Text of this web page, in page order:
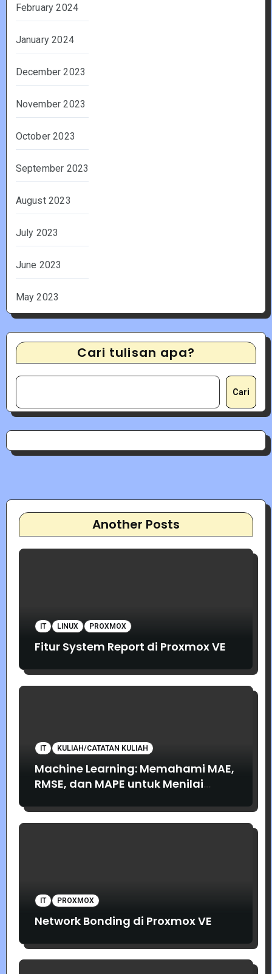
February 2024
January 2024
December 2023
November 2023
October 2023
September 2023
August 2023
July 2023
June 2023
May 2023
Cari tulisan apa?
Cari
Another Posts
IT LINUX PROXMOX
Fitur System Report di Proxmox VE
IT KULIAH/CATATAN KULIAH
Machine Learning: Memahami MAE,
RMSE, dan MAPE untuk Menilai
IT PROXMOX
Network Bonding di Proxmox VE